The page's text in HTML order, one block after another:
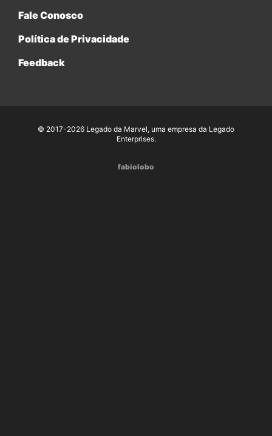
Fale Conosco
Política de Privacidade
Feedback
© 2017-2026 Legado da Marvel, uma empresa da Legado
Enterprises.
fabiolobo